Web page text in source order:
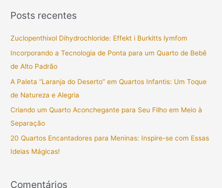
q
r
p
o
r
:
Posts recentes
Zuclopenthixol Dihydrochloride: Effekt i Burkitts lymfom
Incorporando a Tecnologia de Ponta para um Quarto de Bebê
de Alto Padrão
A Paleta “Laranja do Deserto” em Quartos Infantis: Um Toque
de Natureza e Alegria
Criando um Quarto Aconchegante para Seu Filho em Meio à
Separação
20 Quartos Encantadores para Meninas: Inspire-se com Essas
Ideias Mágicas!
Comentários